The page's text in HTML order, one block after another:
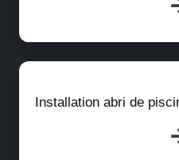
Installation abri de